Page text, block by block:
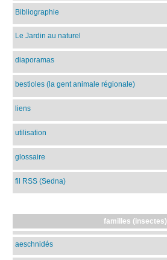
Bibliographie
Le Jardin au naturel
diaporamas
bestioles (la gent animale régionale)
liens
utilisation
glossaire
fil RSS (Sedna)
familles (insectes)
aeschnidés